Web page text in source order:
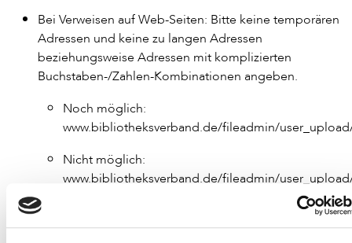
Bei Verweisen auf Web-Seiten: Bitte keine temporären
Adressen und keine zu langen Adressen
beziehungsweise Adressen mit komplizierten
Buchstaben-/Zahlen-Kombinationen angeben.
Noch möglich:
www.bibliotheksverband.de/fileadmin/
Nicht möglich:
www.bibliotheksverband.de/fileadmin/